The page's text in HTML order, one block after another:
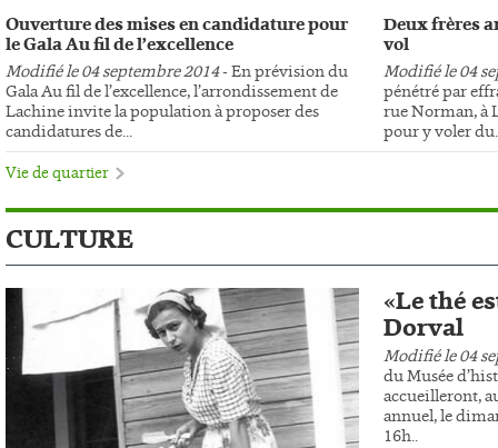
Ouverture des mises en candidature pour
le Gala Au fil de l’excellence
Modifié le 04 septembre 2014- En prévision du
Gala Au fil de l’excellence, l’arrondissement de
Lachine invite la population à proposer des
candidatures de...
Deux frères
vol
Modifié le 04
pénétré par
rue Norman, à
pour y voler
Vie de quartier
CULTURE
«Le thé
Dorval
Modifié le 04
du Musée
accueilleront,
annuel, le
16h..